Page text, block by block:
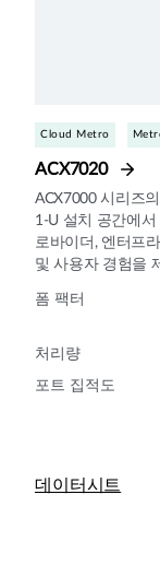
Cloud Metro
ACX7020
ACX7000 시리즈
1-U 설치 공간에
로바이더, 엔터프
및 사용자 경험을
폼 팩터
처리량
포트 집적도
데이터시트